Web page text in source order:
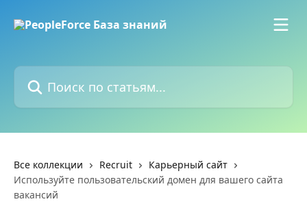
Поиск по статьям...
Все коллекции Recruit
Карьерный сайт
Используйте пользовательский домен для вашего сайта
вакансий